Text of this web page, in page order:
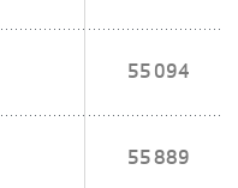
55 094
55 889